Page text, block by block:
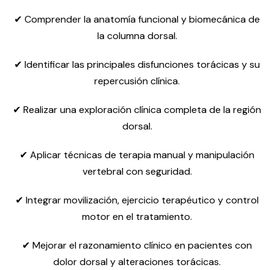
✔ Comprender la anatomía funcional y biomecánica de
la columna dorsal.
✔ Identificar las principales disfunciones torácicas y su
repercusión clínica.
✔ Realizar una exploración clínica completa de la región
dorsal.
✔ Aplicar técnicas de terapia manual y manipulación
vertebral con seguridad.
✔ Integrar movilización, ejercicio terapéutico y control
motor en el tratamiento.
✔ Mejorar el razonamiento clínico en pacientes con
dolor dorsal y alteraciones torácicas.